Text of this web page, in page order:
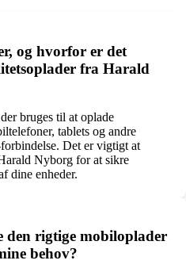
og hvorfor er det
fra Harald
bruges til at oplade
tablets og andre
Det er vigtigt at
Nyborg for at sikre
dine enheder.
rigtige mobiloplader
behov?